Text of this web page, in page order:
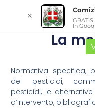
La
Normativa specifica,
dei pesticidi,
pesticidi, le
d’intervento,
✕ GRATIS
In